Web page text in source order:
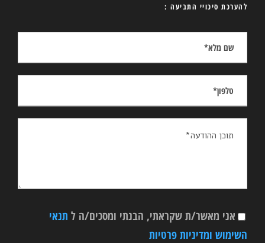
להערכת סיכויי התביעה :
אני מאשר/ת שקראתי, הבנתי ומסכים/ה ל תנאי
השימוש ומדיניות פרטיות